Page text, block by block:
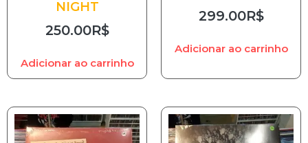
NIGHT
250.00R$
Adicionar ao carrinho
299.00R$
Adicionar ao carrinho